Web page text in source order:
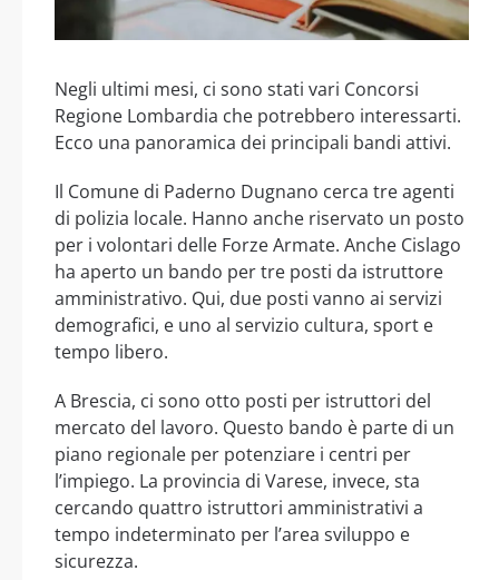
Negli ultimi mesi, ci sono stati vari Concorsi
Regione Lombardia che potrebbero interessarti.
Ecco una panoramica dei principali bandi attivi.
Il Comune di Paderno Dugnano cerca tre agenti
di polizia locale. Hanno anche riservato un posto
per i volontari delle Forze Armate. Anche Cislago
ha aperto un bando per tre posti da istruttore
amministrativo. Qui, due posti vanno ai servizi
demografici, e uno al servizio cultura, sport e
tempo libero.
A Brescia, ci sono otto posti per istruttori del
mercato del lavoro. Questo bando è parte di un
piano regionale per potenziare i centri per
l’impiego. La provincia di Varese, invece, sta
cercando quattro istruttori amministrativi a
tempo indeterminato per l’area sviluppo e
sicurezza.